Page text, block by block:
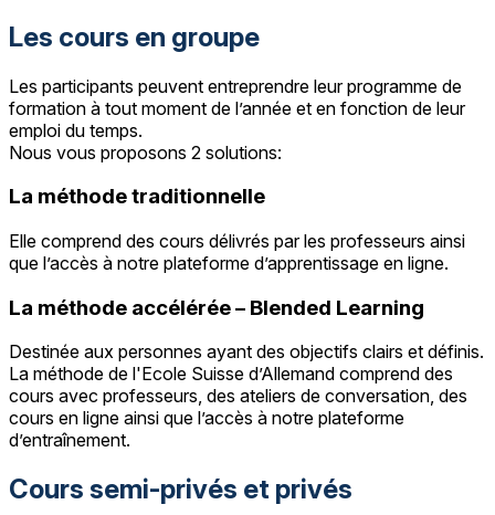
Les cours en groupe
Les participants peuvent entreprendre leur programme de
formation à tout moment de l’année et en fonction de leur
emploi du temps.
Nous vous proposons 2 solutions:
La méthode traditionnelle
Elle comprend des cours délivrés par les professeurs ainsi
que l’accès à notre plateforme d’apprentissage en ligne.
La méthode accélérée – Blended Learning
Destinée aux personnes ayant des objectifs clairs et définis.
La méthode de l'Ecole Suisse d’Allemand comprend des
cours avec professeurs, des ateliers de conversation, des
cours en ligne ainsi que l’accès à notre plateforme
d’entraînement.
Cours semi-privés et privés